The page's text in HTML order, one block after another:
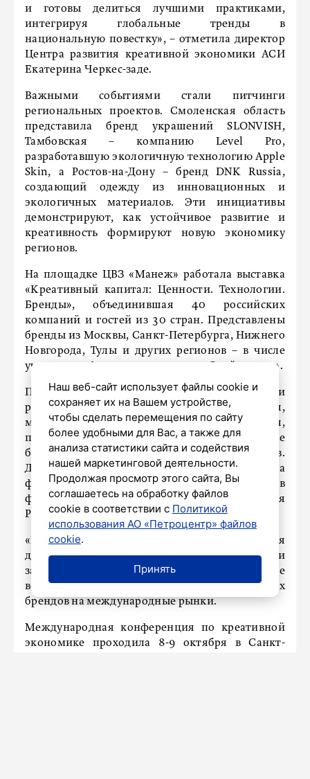
и готовы делиться лучшими практиками,
интегрируя глобальные тренды в
национальную повестку», – отметила директор
Центра развития креативной экономики АСИ
Екатерина Черкес-заде.
Важными событиями стали питчинги
региональных проектов. Смоленская область
представила бренд украшений SLONVISH,
Тамбовская – компанию Level Pro,
разработавшую экологичную технологию Apple
Skin, а Ростов-на-Дону – бренд DNK Russia,
создающий одежду из инновационных и
экологичных материалов. Эти инициативы
демонстрируют, как устойчивое развитие и
креативность формируют новую экономику
регионов.
На площадке ЦВЗ «Манеж» работала выставка
«Креативный капитал: Ценности. Технологии.
Бренды», объединившая 40 российских
компаний и гостей из 30 стран. Представлены
бренды из Москвы, Санкт-Петербурга, Нижнего
Новгорода, Тулы и других регионов – в числе
участников финалисты конкурса «Знай наших».
Пять тематических блоков включали
разработчиков программного обеспечения,
музыкального и фотооборудования,
производителей мебели и декора, а также
бренды народных художественных промыслов.
Дополняли экспозицию выставка
фотоискусства «Креативные технологии в
фотографии» от Центра Béton и инсталляция
Pillars от студии Dreamlaser.
«Креативный капитал» стал площадкой для
диалога между производителями и
зарубежными партнерами, открыв новые
возможности для продвижения российских
брендов на международные рынки.
Международная конференция по креативной
экономике проходила 8-9 октября в Санкт-
Наш веб-сайт использует файлы cookie и
сохраняет их на Вашем устройстве,
чтобы сделать перемещения по сайту
более удобными для Вас, а также для
анализа статистики сайта и содействия
нашей маркетинговой деятельности.
Продолжая просмотр этого сайта, Вы
соглашаетесь на обработку файлов
cookie в соответствии с Политикой
использования АО «Петроцентр» файлов
cookie.
Принять